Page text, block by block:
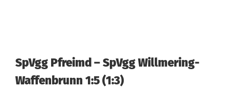
t
s
SpVgg Pfreimd – SpVgg Willmering-
Waffenbrunn 1:5 (1:3)